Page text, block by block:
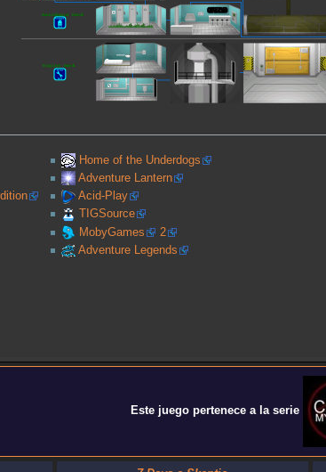
Home of the Underdogs
Adventure Lantern
Acid-Play
TIGSource
MobyGames
2
Adventure Legends
Este juego pertenece a la serie